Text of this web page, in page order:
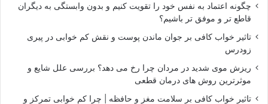
چگونه اعتماد به نفس خود را تقویت کنیم و بدون وابستگی به دیگران
قاطع تر و موفق تر باشیم؟
تاثیر خواب کافی بر جوان ماندن پوست و نقش کم خوابی در پیری
زودرس
ریزش موی شدید در مردان چرا رخ می دهد؟ بررسی علل شایع و
موثرترین روش های درمان قطعی
تاثیر خواب کافی بر سلامت مغز و حافظه | چرا کم خوابی تمرکز و